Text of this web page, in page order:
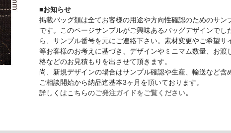
■お知らせ
掲載バッグ類は全てお客様の用途や方向性確認のためのサン
です。このページサンプルがご興味あるバッグデザインでし
ら、サンプル番号を元にご連絡下さい。素材変更やご希望サ
等お客様のお考えに基づき、デザインやミニマム数量、お渡
格などのお見積もりを出させて頂きます。
尚、新規デザインの場合はサンプル確認や生産、輸送など含
ご相談開始から納品迄基本3ヶ月を頂いております。
詳しくはこちらのご発注ガイドをご覧ください。